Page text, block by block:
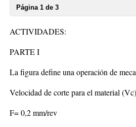
Página 1 de 3
ACTIVIDADES:
PARTE I
La figura define una operación de
Velocidad de corte para el material
F= 0,2 mm/rev